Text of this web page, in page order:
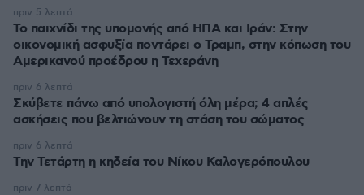
Το παιχνίδι της υπομονής από ΗΠΑ και Ιράν: Στην
οικονομική ασφυξία ποντάρει ο Τραμπ, στην κόπωση του
Αμερικανού προέδρου η Τεχεράνη
πριν 5 λεπτά
Σκύβετε πάνω από υπολογιστή όλη μέρα; 4 απλές
ασκήσεις που βελτιώνουν τη στάση του σώματος
πριν 6 λεπτά
Την Τετάρτη η κηδεία του Νίκου Καλογερόπουλου
πριν 6 λεπτά
πριν 7 λεπτά